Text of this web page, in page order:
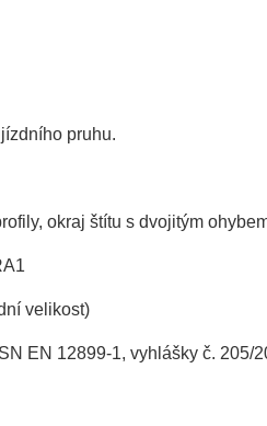
pruhu.
okraj štítu s dvojitým
velikost)
EN 12899-1, vyhlášky č. 205/